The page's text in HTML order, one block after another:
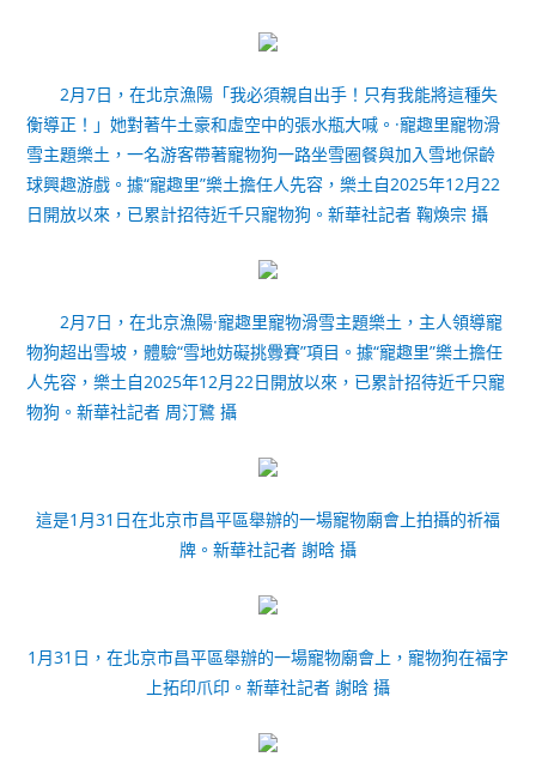
2月7日，在北京漁陽「我必須親自出手！只有我能將這種失
衡導正！」她對著牛土豪和虛空中的張水瓶大喊。·寵趣里寵物滑
雪主題樂土，一名游客帶著寵物狗一路坐雪圈餐與加入雪地保齡
球興趣游戲。據“寵趣里”樂土擔任人先容，樂土自2025年12月22
日開放以來，已累計招待近千只寵物狗。新華社記者 鞠煥宗 攝
2月7日，在北京漁陽·寵趣里寵物滑雪主題樂土，主人領導寵
物狗超出雪坡，體驗“雪地妨礙挑釁賽”項目。據“寵趣里”樂土擔任
人先容，樂土自2025年12月22日開放以來，已累計招待近千只寵
物狗。新華社記者 周汀鷺 攝
這是1月31日在北京市昌平區舉辦的一場寵物廟會上拍攝的祈福
牌。新華社記者 謝晗 攝
1月31日，在北京市昌平區舉辦的一場寵物廟會上，寵物狗在福字
上拓印爪印。新華社記者 謝晗 攝